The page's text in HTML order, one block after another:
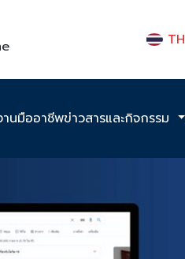
TH
นมืออาชีพข่าวสารและกิจกรรม